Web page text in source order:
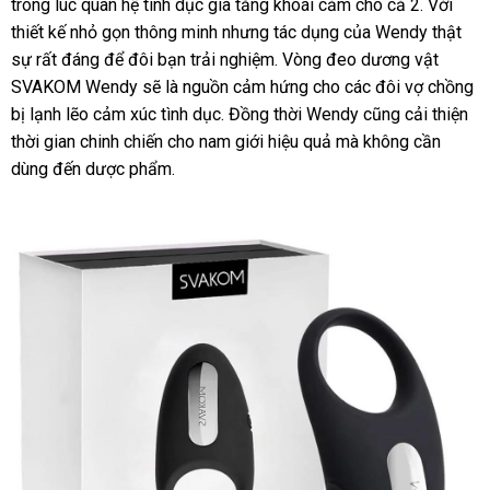
trong lúc quan hệ tình dục gia tăng khoái cảm cho cả 2ăn
trộm
. Với
thiết kế nhỏ gọn thông minh tại
nhà
nhưng tác dụng Mỹ
của Wendy thật
sự có
nên
mua
rất đáng bền
để đôi bạn trải nghiệmdanh
sách
. Vòng đeo dương vật
SVAKOM Wendy nhập
khẩu
sẽ là nguồn cảm hứng cho tiết
kiệm
các đôi vợ chồng
bị lạnh lẽo cảm xúc tình dụcđấu
giá
. Đồng thời Wendy đặt
hàng
cũng cải thiện
thời gian chinh chiến cho nam giới hiệu quả tham
mà không cần
dùng đến dược phẩm.